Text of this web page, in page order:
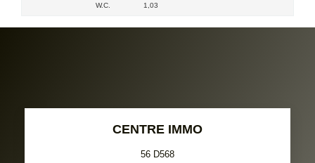
W.C. 1,03
CENTRE IMMO
56 D568